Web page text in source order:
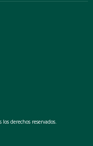
derechos reservados.